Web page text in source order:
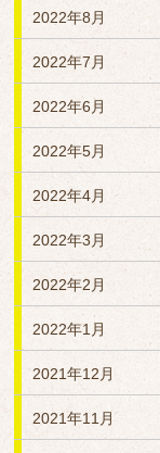
2022年8月
2022年7月
2022年6月
2022年5月
2022年4月
2022年3月
2022年2月
2022年1月
2021年12月
2021年11月